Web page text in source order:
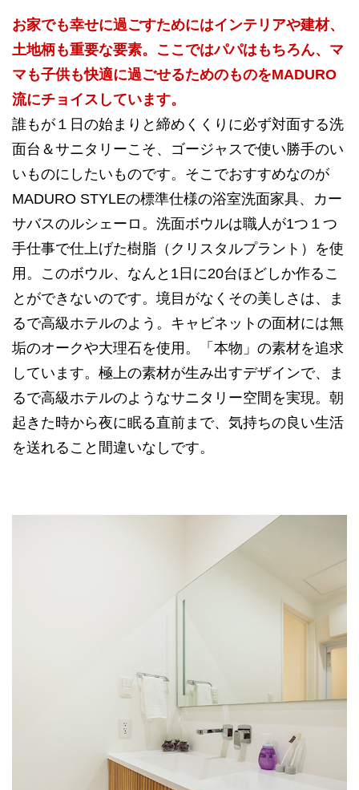
お家でも幸せに過ごすためにはインテリアや建材、
土地柄も重要な要素。ここではパパはもちろん、マ
マも子供も快適に過ごせるためのものをMADURO
流にチョイスしています。
誰もが１日の始まりと締めくくりに必ず対面する洗
面台＆サニタリーこそ、ゴージャスで使い勝手のい
いものにしたいものです。そこでおすすめなのが
MADURO STYLEの標準仕様の浴室洗面家具、カー
サバスのルシェーロ。洗面ボウルは職人が1つ１つ
手仕事で仕上げた樹脂（クリスタルプラント）を使
用。このボウル、なんと1日に20台ほどしか作るこ
とができないのです。境目がなくその美しさは、ま
るで高級ホテルのよう。キャビネットの面材には無
垢のオークや大理石を使用。「本物」の素材を追求
しています。極上の素材が生み出すデザインで、ま
るで高級ホテルのようなサニタリー空間を実現。朝
起きた時から夜に眠る直前まで、気持ちの良い生活
を送れること間違いなしです。